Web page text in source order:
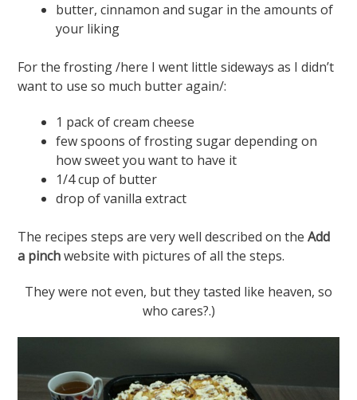
butter, cinnamon and sugar in the amounts of
your liking
For the frosting /here I went little sideways as I didn’t
want to use so much butter again/:
1 pack of cream cheese
few spoons of frosting sugar depending on
how sweet you want to have it
1/4 cup of butter
drop of vanilla extract
The recipes steps are very well described on theAdd
a pinch website with pictures of all the steps.
They were not even, but they tasted like heaven, so
who cares?.)